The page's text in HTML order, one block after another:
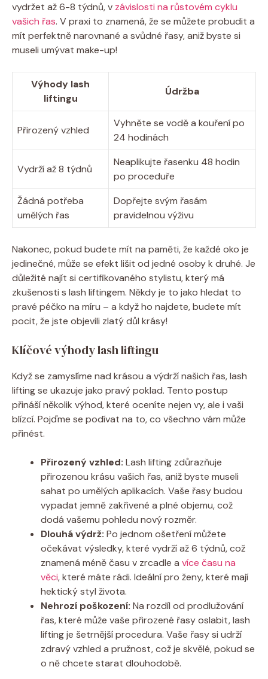
vydržet až 6-8 týdnů, v závislosti na růstovém cyklu
vašich řas. V praxi to znamená, že se můžete probudit a
mít perfektně narovnané a svůdné řasy, aniž byste si
museli umývat make-up!
Výhody lash
liftingu
Údržba
Přirozený vzhled
Vyhněte se vodě a kouření po
24 hodinách
Vydrží až 8 týdnů
Neaplikujte řasenku 48 hodin
po proceduře
Žádná potřeba
umělých řas
Dopřejte svým řasám
pravidelnou výživu
Nakonec, pokud budete mít na paměti, že každé oko je
jedinečné, může se efekt lišit od jedné osoby k druhé. Je
důležité najít si certifikovaného stylistu, který má
zkušenosti s lash liftingem. Někdy je to jako hledat to
pravé péčko na míru – a když ho najdete, budete mít
pocit, že jste objevili zlatý důl krásy!
Klíčové výhody lash liftingu
Když se zamyslíme nad krásou a výdrží našich řas, lash
lifting se ukazuje jako pravý poklad. Tento postup
přináší několik výhod, které oceníte nejen vy, ale i vaši
blízcí. Pojďme se podívat na to, co všechno vám může
přinést.
Přirozený vzhled: Lash lifting zdůrazňuje
přirozenou krásu vašich řas, aniž byste museli
sahat po umělých aplikacích. Vaše řasy budou
vypadat jemně zakřivené a plné objemu, což
dodá vašemu pohledu nový rozměr.
Dlouhá výdrž: Po jednom ošetření můžete
očekávat výsledky, které vydrží až 6 týdnů, což
znamená méně času v zrcadle a více času na
věci, které máte rádi. Ideální pro ženy, které mají
hektický styl života.
Nehrozí poškození: Na rozdíl od prodlužování
řas, které může vaše přirozené řasy oslabit, lash
lifting je šetrnější procedura. Vaše řasy si udrží
zdravý vzhled a pružnost, což je skvělé, pokud se
o ně chcete starat dlouhodobě.